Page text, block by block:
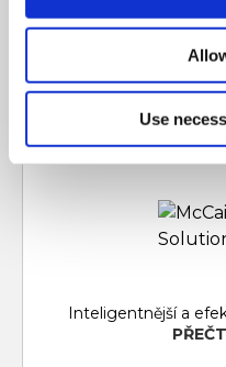
Use
přizpůsobit a vaši
Inteligentnější a